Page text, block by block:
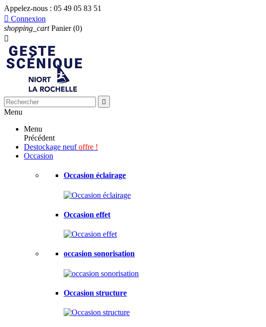
Appelez-nous : 05 49 05 83 51
 Connexion
shopping_cart Panier (0)


Menu
Menu
Précédent
Destockage neufoffre !
Occasion
Occasion éclairage
Occasion effet
occasion sonorisation
Occasion structure